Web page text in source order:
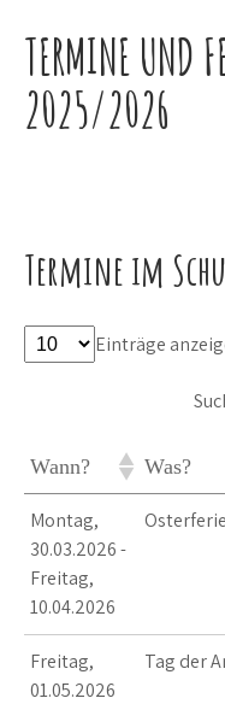
TERMINE UND
2025/2026
Termine im
Einträge
Wann? Was?
Montag,
30.03.2026 -
Freitag,
10.04.2026
Freitag,
01.05.2026
Tag der